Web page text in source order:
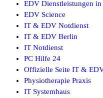
EDV Dienstleistungen
EDV Science
IT & EDV Notdienst
IT & EDV Berlin
IT Notdienst
PC Hilfe 24
Offizielle Seite IT &
Physiotherapie Praxis
IT Systemhaus